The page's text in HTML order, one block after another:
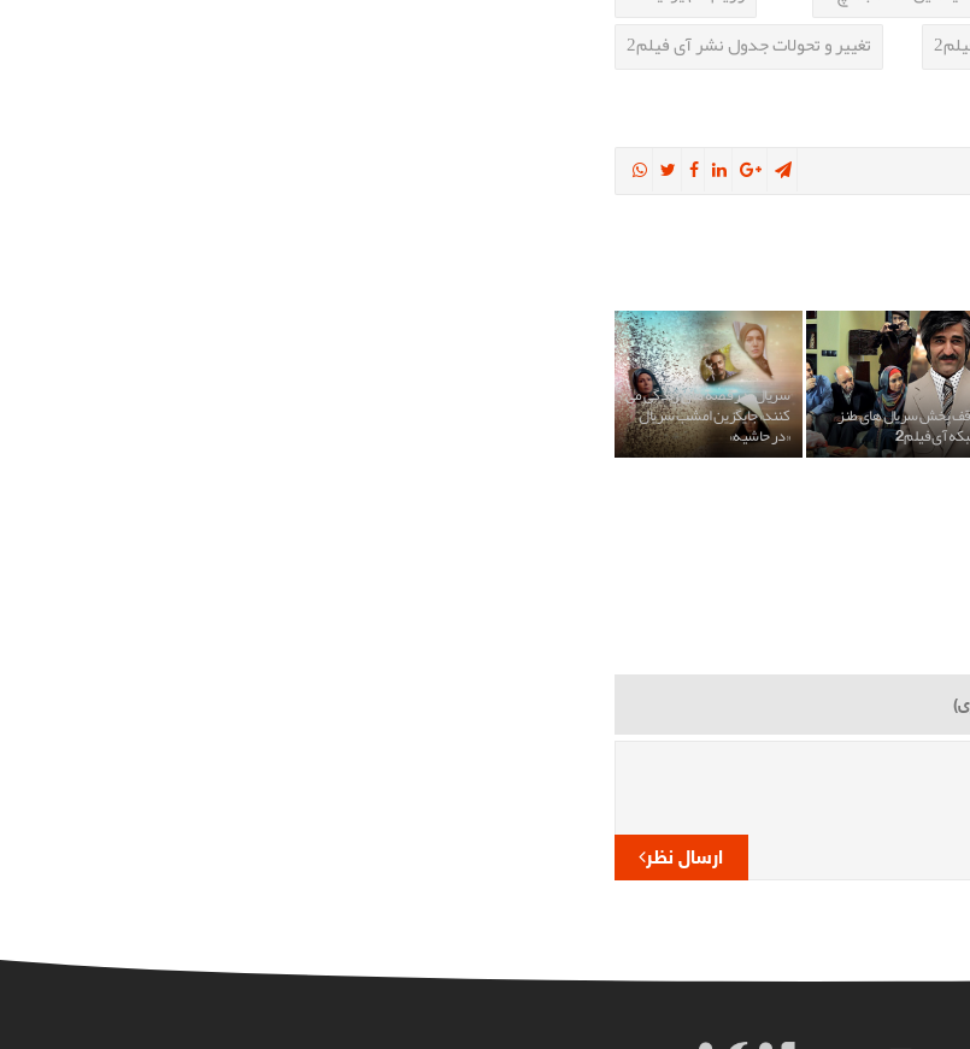
تغییر و تحولات جدول نشر آی فیلم2
پخش سریال های طنز
آی فیلم 2
سریال «در قصه های زندگی می
کنند» جایگزین امشب سریال
«در حاشیه»
ارسال نظر